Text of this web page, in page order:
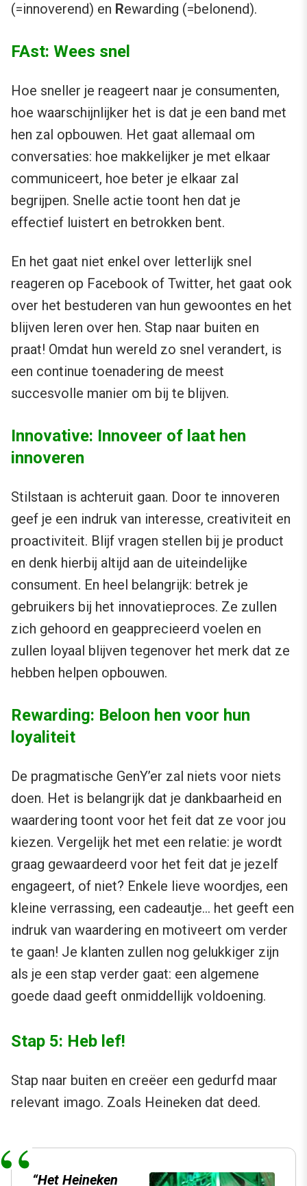
(=innoverend) en Rewarding (=belonend).
FAst: Wees snel
Hoe sneller je reageert naar je consumenten,
hoe waarschijnlijker het is dat je een band met
hen zal opbouwen. Het gaat allemaal om
conversaties: hoe makkelijker je met elkaar
communiceert, hoe beter je elkaar zal
begrijpen. Snelle actie toont hen dat je
effectief luistert en betrokken bent.
En het gaat niet enkel over letterlijk snel
reageren op Facebook of Twitter, het gaat ook
over het bestuderen van hun gewoontes en het
blijven leren over hen. Stap naar buiten en
praat! Omdat hun wereld zo snel verandert, is
een continue toenadering de meest
succesvolle manier om bij te blijven.
Innovative: Innoveer of laat hen
innoveren
Stilstaan is achteruit gaan. Door te innoveren
geef je een indruk van interesse, creativiteit en
proactiviteit. Blijf vragen stellen bij je product
en denk hierbij altijd aan de uiteindelijke
consument. En heel belangrijk: betrek je
gebruikers bij het innovatieproces. Ze zullen
zich gehoord en geapprecieerd voelen en
zullen loyaal blijven tegenover het merk dat ze
hebben helpen opbouwen.
Rewarding: Beloon hen voor hun
loyaliteit
De pragmatische GenY’er zal niets voor niets
doen. Het is belangrijk dat je dankbaarheid en
waardering toont voor het feit dat ze voor jou
kiezen. Vergelijk het met een relatie: je wordt
graag gewaardeerd voor het feit dat je jezelf
engageert, of niet? Enkele lieve woordjes, een
kleine verrassing, een cadeautje… het geeft een
indruk van waardering en motiveert om verder
te gaan! Je klanten zullen nog gelukkiger zijn
als je een stap verder gaat: een algemene
goede daad geeft onmiddellijk voldoening.
Stap 5: Heb lef!
Stap naar buiten en creëer een gedurfd maar
relevant imago. Zoals Heineken dat deed.
“Het Heineken